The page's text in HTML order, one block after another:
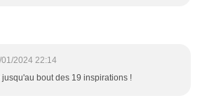
2024 22:14
jusqu'au bout des 19 inspirations !